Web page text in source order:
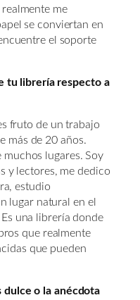
me
se conviertan en
el soporte
tu librería respecto a
fruto de un trabajo
más de 20 años.
muchos lugares. Soy
y lectores, me dedico
estudio
lugar natural en el
una librería donde
que realmente
que pueden
dulce o la anécdota